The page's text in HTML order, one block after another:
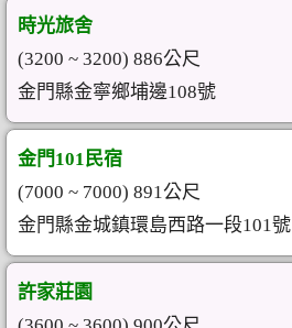
時光旅舍
(3200 ~ 3200) 886公尺
金門縣金寧鄉埔邊108號
金門101民宿
(7000 ~ 7000) 891公尺
金門縣金城鎮環島西路一段101號
許家莊園